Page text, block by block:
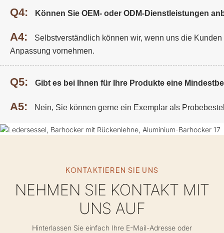
Q4: Können Sie OEM- oder ODM-Dienstleistungen
A4:
Selbstverständlich können wir, wenn uns die
Anpassung vornehmen.
Q5: Gibt es bei Ihnen für Ihre Produkte eine
A5: Nein, Sie können gerne ein Exemplar als
KONTAKTIEREN SIE UNS
NEHMEN SIE KONTAKT MIT
UNS AUF
Hinterlassen Sie einfach Ihre E-Mail-Adresse oder